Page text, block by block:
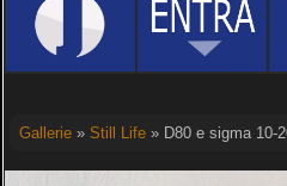
Gallerie» Still Life» D80 e sigma 10-